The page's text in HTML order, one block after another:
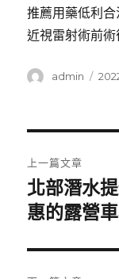
推薦用藥低利
近視雷射術前
作
admin
發
章
導
覽
上一篇文章
上
一
文
章:
北部潛水
惠的露營